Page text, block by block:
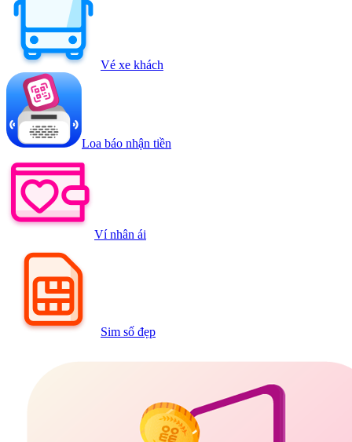
Vé xe khách
Loa báo nhận tiền
Ví nhân ái
Sim số đẹp